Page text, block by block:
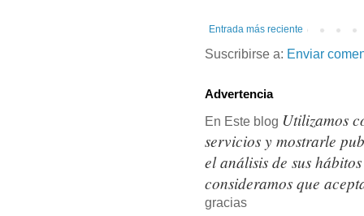
Entrada más reciente
Suscribirse a: Enviar
Advertencia
En Este blog Utilizamos
servicios y mostrarle
el análisis de sus
consideramos que
gracias